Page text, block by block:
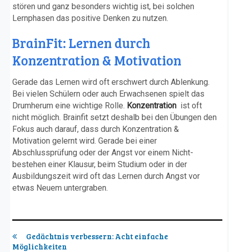
stören und ganz besonders wichtig ist, bei solchen
Lernphasen das positive Denken zu nutzen.
BrainFit: Lernen durch
Konzentration & Motivation
Gerade das Lernen wird oft erschwert durch Ablenkung.
Bei vielen Schülern oder auch Erwachsenen spielt das
Drumherum eine wichtige Rolle. Konzentration ist oft
nicht möglich. Brainfit setzt deshalb bei den Übungen den
Fokus auch darauf, dass durch Konzentration &
Motivation gelernt wird. Gerade bei einer
Abschlussprüfung oder der Angst vor einem Nicht-
bestehen einer Klausur, beim Studium oder in der
Ausbildungszeit wird oft das Lernen durch Angst vor
etwas Neuem untergraben.
Gedächtnis verbessern: Acht einfache
Möglichkeiten